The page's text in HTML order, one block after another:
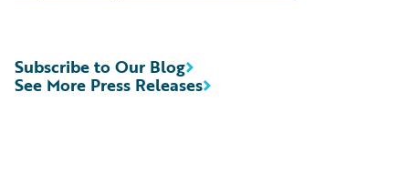
See More Press Releases
Subscribe to Our Blog